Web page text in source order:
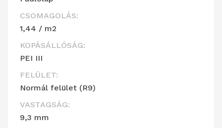
CSOMAGOLÁS:
1,44 / m2
KOPÁSÁLLÓSÁG:
PEI III
FELÜLET:
Normál felület (R9)
VASTAGSÁG:
9,3 mm